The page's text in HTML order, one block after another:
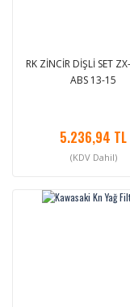
RK ZİNCİR DİŞLİ SET
ABS 13-15
5.236,94 TL
(KDV Dahil)